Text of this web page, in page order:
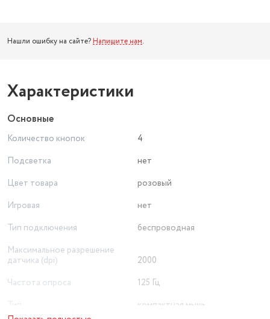
Нашли ошибку на сайте? Напишите нам.
Характеристики
Основные
Количество кнопок
4
Подсветка
нет
Цвет товара
розовый
Игровая
нет
Тип подключения
беспроводная
Максимальное разрешение
датчика (dpi)
2000
Частота опроса
125 Гц
компактная мышь